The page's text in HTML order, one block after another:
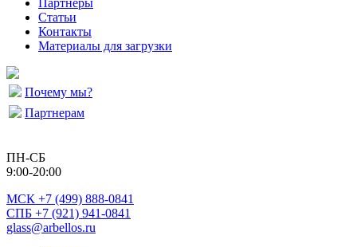
Партнеры
Статьи
Контакты
Материалы для загрузки
Почему мы?
Партнерам
ПН-СБ
9:00-20:00
МСК +7 (499) 888-0841
СПБ +7 (921) 941-0841
glass@arbellos.ru